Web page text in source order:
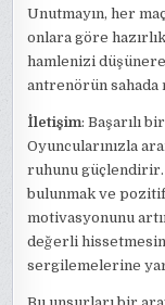
Unutmayın, her
onlara göre
hamlenizi
antrenörün sahada
İletişim: Başarılı
Oyuncularınızla
ruhunu
bulunmak ve
motivasyonunu
değerli
sergilemelerine